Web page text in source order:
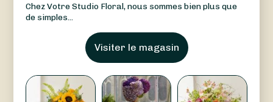
Chez Votre Studio Floral, nous sommes bien plus que
de simples...
Visiter le magasin